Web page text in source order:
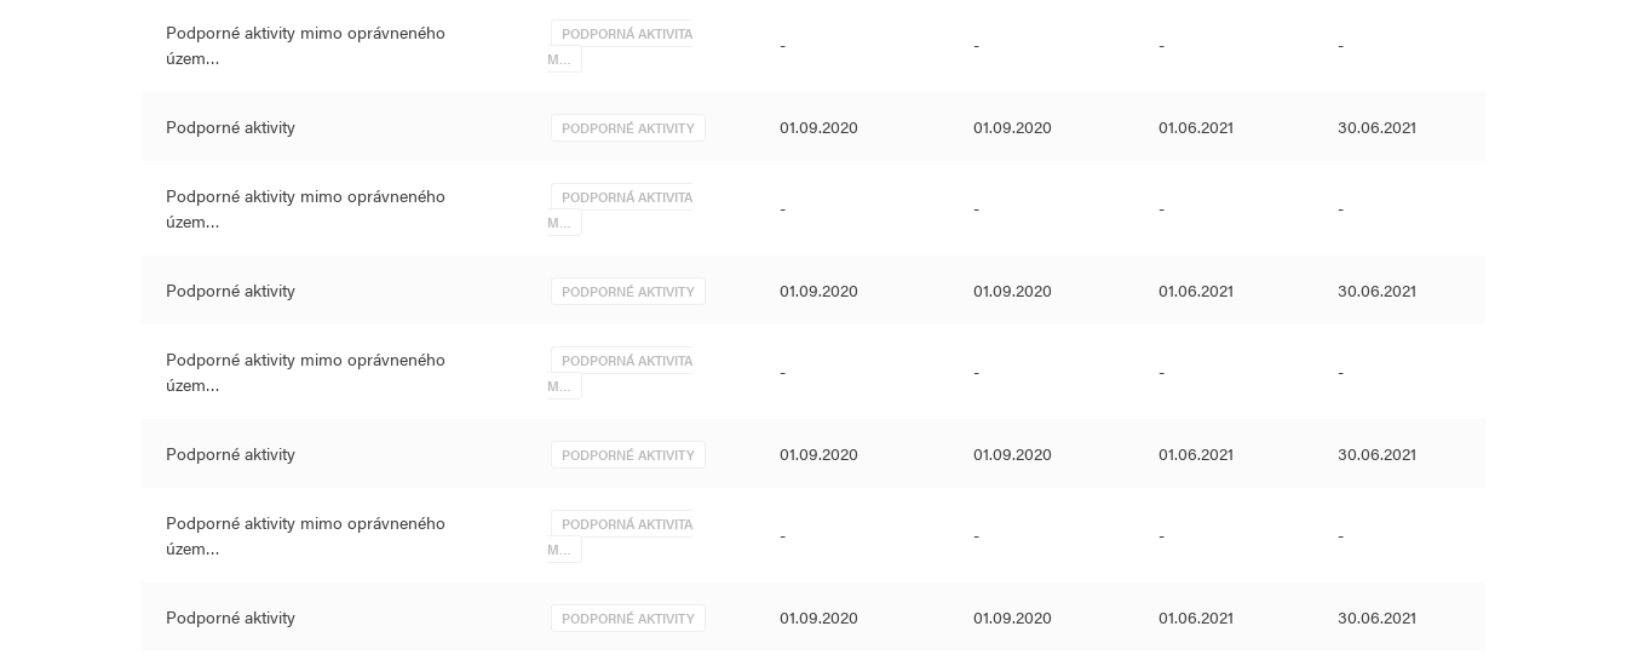
Podporné aktivity mimo oprávneného
územ…
PODPORNÁ AKTIVITA
M…
- - - -
Podporné aktivity PODPORNÉ AKTIVITY 01.09.2020 01.09.2020 01.06.2021 30.06.2021
Podporné aktivity mimo oprávneného
územ…
PODPORNÁ AKTIVITA
M…
- - - -
Podporné aktivity PODPORNÉ AKTIVITY 01.09.2020 01.09.2020 01.06.2021 30.06.2021
Podporné aktivity mimo oprávneného
územ…
PODPORNÁ AKTIVITA
M…
- - - -
Podporné aktivity PODPORNÉ AKTIVITY 01.09.2020 01.09.2020 01.06.2021 30.06.2021
Podporné aktivity mimo oprávneného
územ…
PODPORNÁ AKTIVITA
M…
- - - -
Podporné aktivity PODPORNÉ AKTIVITY 01.09.2020 01.09.2020 01.06.2021 30.06.2021